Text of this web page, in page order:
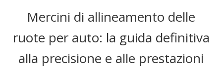
Mercini di allineamento delle
ruote per auto: la guida definitiva
alla precisione e alle prestazioni